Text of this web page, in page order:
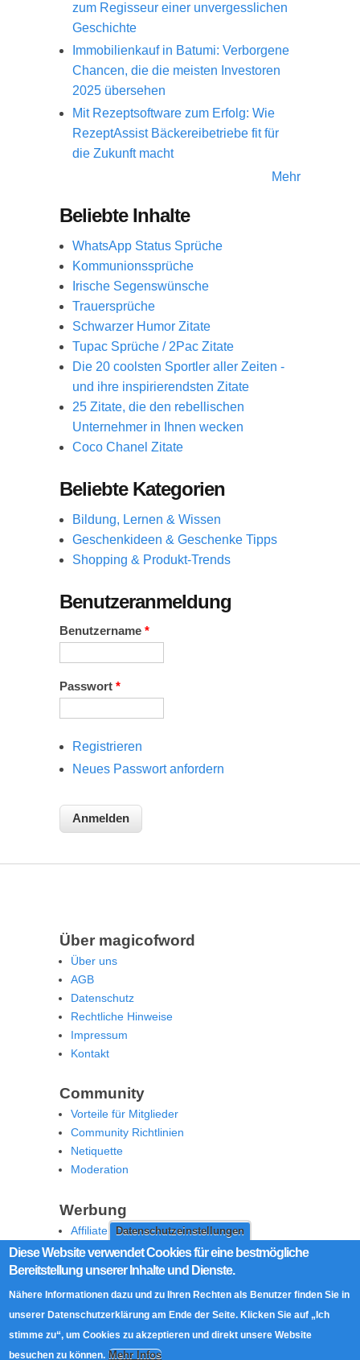
Datenschutzeinstellungen
Diese Website verwendet Cookies für eine bestmögliche
Bereitstellung unserer Inhalte und Dienste.
Nähere Informationen dazu und zu Ihren Rechten als Benutzer finden Sie in
unserer Datenschutzerklärung am Ende der Seite. Klicken Sie auf „Ich
stimme zu“, um Cookies zu akzeptieren und direkt unsere Website
besuchen zu können. Mehr Infos
zum Regisseur einer unvergesslichen
Geschichte
Immobilienkauf in Batumi: Verborgene
Chancen, die die meisten Investoren
2025 übersehen
Mit Rezeptsoftware zum Erfolg: Wie
RezeptAssist Bäckereibetriebe fit für
die Zukunft macht
Mehr
Beliebte Inhalte
WhatsApp Status Sprüche
Kommunionssprüche
Irische Segenswünsche
Trauersprüche
Schwarzer Humor Zitate
Tupac Sprüche / 2Pac Zitate
Die 20 coolsten Sportler aller Zeiten -
und ihre inspirierendsten Zitate
25 Zitate, die den rebellischen
Unternehmer in Ihnen wecken
Coco Chanel Zitate
Beliebte Kategorien
Bildung, Lernen & Wissen
Geschenkideen & Geschenke Tipps
Shopping & Produkt-Trends
Benutzeranmeldung
Benutzername *
Passwort *
Registrieren
Neues Passwort anfordern
Über magicofword
Über uns
AGB
Datenschutz
Rechtliche Hinweise
Impressum
Kontakt
Community
Vorteile für Mitglieder
Community Richtlinien
Netiquette
Moderation
Werbung
Affiliate Offenlegung
Werben Sie auf MoW
Social Media
RSS Feed
Facebook